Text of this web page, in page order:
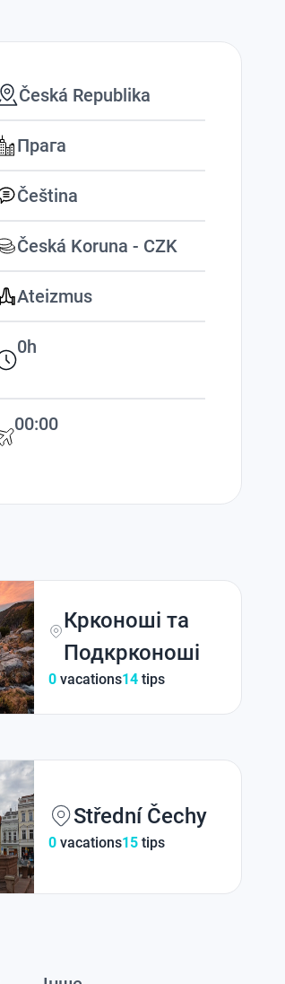
Česká Republika
Прага
Čeština
Česká Koruna - CZK
Ateizmus
0h
00:00
Крконоші та
Подкрконоші
0 vacations14 tips
Střední Čechy
0 vacations15 tips